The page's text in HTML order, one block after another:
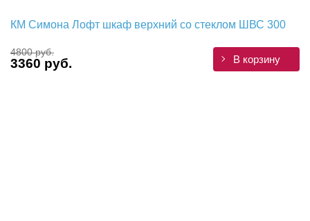
КМ Симона Лофт шкаф верхний со стеклом ШВС 300
4800 руб.
3360 руб. В корзину